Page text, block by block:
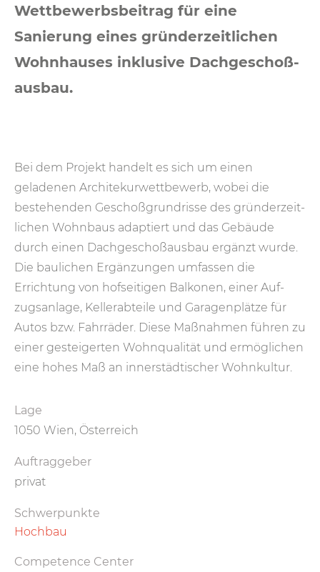
Wettbewerbs­beitrag für eine
Sanierung eines gründer­zeit­lichen
Wohn­hauses inklu­sive Dach­geschoß­
ausbau.
Bei dem Projekt handelt es sich um einen
geladenen Architekur­wett­bewerb, wobei die
beste­henden Geschoß­grund­risse des gründer­zeit­
lichen Wohn­baus adaptiert und das Gebäude
durch einen Dach­geschoß­aus­bau ergänzt wurde.
Die bau­lichen Ergänzungen umfassen die
Errichtung von hof­seitigen Balkonen, einer Auf­
zugs­anlage, Keller­abteile und Garagen­plätze für
Autos bzw. Fahr­räder. Diese Maß­nahmen führen zu
einer gesteigerten Wohn­qualität und ermöglichen
eine hohes Maß an inner­städtischer Wohn­kultur.
Lage
1050 Wien, Österreich
Auftraggeber
privat
Schwerpunkte
Hochbau
Competence Center